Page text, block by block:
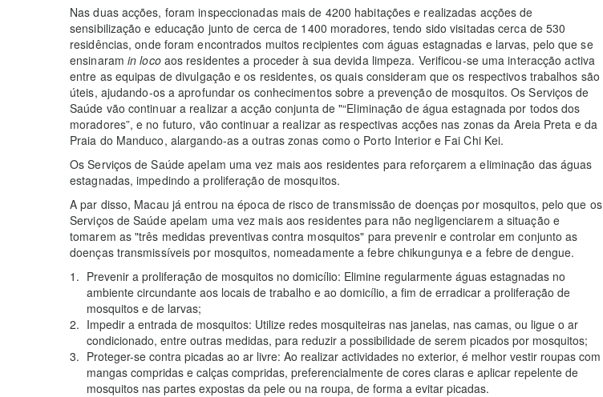
Nas duas acções, foram inspeccionadas mais de 4200 habitações e realizadas acções de
sensibilização e educação junto de cerca de 1400 moradores, tendo sido visitadas cerca de 530
residências, onde foram encontrados muitos recipientes com águas estagnadas e larvas, pelo que se
ensinaram in loco aos residentes a proceder à sua devida limpeza. Verificou-se uma interacção activa
entre as equipas de divulgação e os residentes, os quais consideram que os respectivos trabalhos são
úteis, ajudando-os a aprofundar os conhecimentos sobre a prevenção de mosquitos. Os Serviços de
Saúde vão continuar a realizar a acção conjunta de "“Eliminação de água estagnada por todos dos
moradores”, e no futuro, vão continuar a realizar as respectivas acções nas zonas da Areia Preta e da
Praia do Manduco, alargando-as a outras zonas como o Porto Interior e Fai Chi Kei.
Os Serviços de Saúde apelam uma vez mais aos residentes para reforçarem a eliminação das águas
estagnadas, impedindo a proliferação de mosquitos.
A par disso, Macau já entrou na época de risco de transmissão de doenças por mosquitos, pelo que os
Serviços de Saúde apelam uma vez mais aos residentes para não negligenciarem a situação e
tomarem as "três medidas preventivas contra mosquitos" para prevenir e controlar em conjunto as
doenças transmissíveis por mosquitos, nomeadamente a febre chikungunya e a febre de dengue.
Prevenir a proliferação de mosquitos no domicílio: Elimine regularmente águas estagnadas no
ambiente circundante aos locais de trabalho e ao domicílio, a fim de erradicar a proliferação de
mosquitos e de larvas;
Impedir a entrada de mosquitos: Utilize redes mosquiteiras nas janelas, nas camas, ou ligue o ar
condicionado, entre outras medidas, para reduzir a possibilidade de serem picados por mosquitos;
Proteger-se contra picadas ao ar livre: Ao realizar actividades no exterior, é melhor vestir roupas com
mangas compridas e calças compridas, preferencialmente de cores claras e aplicar repelente de
mosquitos nas partes expostas da pele ou na roupa, de forma a evitar picadas.